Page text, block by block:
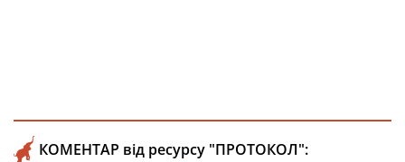
КОМЕНТАР від ресурсу "ПРОТОКОЛ":